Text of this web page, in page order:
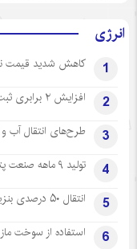
انرژی
1 کاهش شدید قیمت
2 افزایش ۲ برابری ثبت نام مشترکان گاز تهرانی‌ در سامانه اصلاح موتور
3 طرح‌های انتقال
4 تولید ۹ ماهه صنعت پتروشیمی با ۷ درصد رشد به ۵۳ میلیون تن رسید
5 انتقال ۵۰ درصدی بنزین کشور از منطقه خلیج فارس
6 استفاده از سوخت